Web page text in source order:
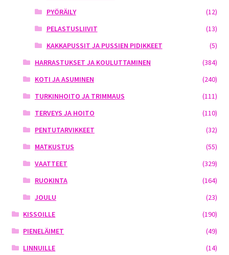
PYÖRÄILY
(12)
PELASTUSLIIVIT
(13)
KAKKAPUSSIT JA PUSSIEN PIDIKKEET
(5)
HARRASTUKSET JA KOULUTTAMINEN
(384)
KOTI JA ASUMINEN
(240)
TURKINHOITO JA TRIMMAUS
(111)
TERVEYS JA HOITO
(110)
PENTUTARVIKKEET
(32)
MATKUSTUS
(55)
VAATTEET
(329)
RUOKINTA
(164)
JOULU
(23)
KISSOILLE
(190)
PIENELÄIMET
(49)
LINNUILLE
(14)